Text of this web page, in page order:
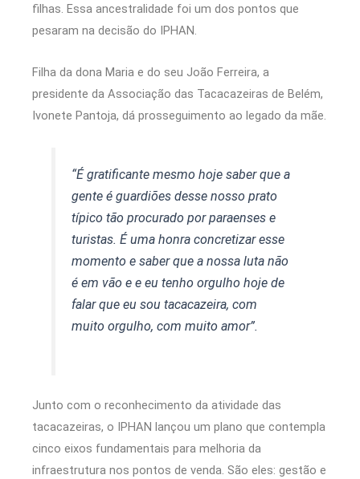
filhas. Essa ancestralidade foi um dos pontos que
pesaram na decisão do IPHAN.
Filha da dona Maria e do seu João Ferreira, a
presidente da Associação das Tacacazeiras de Belém,
Ivonete Pantoja, dá prosseguimento ao legado da mãe.
“É gratificante mesmo hoje saber que a
gente é guardiões desse nosso prato
típico tão procurado por paraenses e
turistas. É uma honra concretizar esse
momento e saber que a nossa luta não
é em vão e e eu tenho orgulho hoje de
falar que eu sou tacacazeira, com
muito orgulho, com muito amor”.
Junto com o reconhecimento da atividade das
tacacazeiras, o IPHAN lançou um plano que contempla
cinco eixos fundamentais para melhoria da
infraestrutura nos pontos de venda. São eles: gestão e